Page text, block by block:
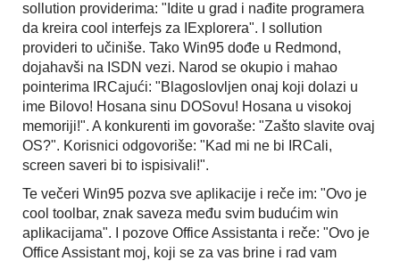
sollution providerima: "Idite u grad i nađite programera
da kreira cool interfejs za IExplorera". I sollution
provideri to učiniše. Tako Win95 dođe u Redmond,
dojahavši na ISDN vezi. Narod se okupio i mahao
pointerima IRCajući: "Blagoslovljen onaj koji dolazi u
ime Bilovo! Hosana sinu DOSovu! Hosana u visokoj
memoriji!". A konkurenti im govoraše: "Zašto slavite ovaj
OS?". Korisnici odgovoriše: "Kad mi ne bi IRCali,
screen saveri bi to ispisivali!".
Te večeri Win95 pozva sve aplikacije i reče im: "Ovo je
cool toolbar, znak saveza među svim budućim win
aplikacijama". I pozove Office Assistanta i reče: "Ovo je
Office Assistant moj, koji se za vas brine i rad vam